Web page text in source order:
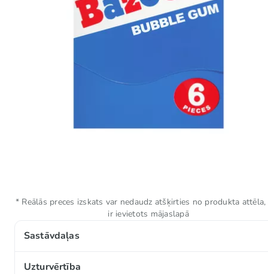
Sastāvdaļas
Cukurs, gumijveidīgs pamats, glikozes sīrups,
Uzturvērtība
* Reālās preces izskats var nedaudz atšķirties no produkta attēla,
ir ievietots mājaslapā